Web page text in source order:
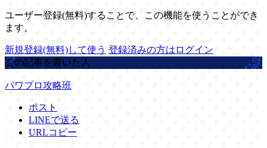
ユーザー登録(無料)することで、この機能を使うことができ
ます。
新規登録(無料)して使う 登録済みの方はログイン
この記事を書いた人
パワプロ攻略班
ポスト
LINEで送る
URLコピー